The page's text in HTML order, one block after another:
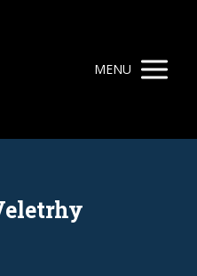
MENU